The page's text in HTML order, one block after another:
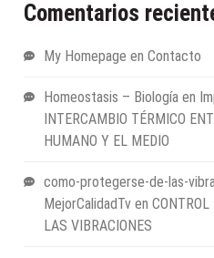
Comentarios
My Homepage en Contacto
Homeostasis – Biología en
INTERCAMBIO TÉRMICO
HUMANO Y EL MEDIO
como-protegerse-de-las-
MejorCalidadTven CONTROL
LAS VIBRACIONES